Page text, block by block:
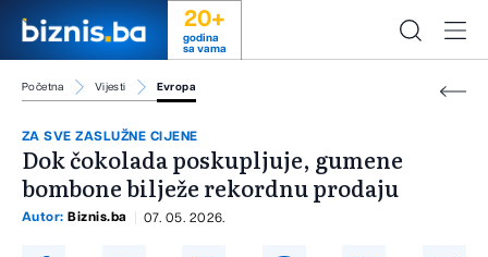
20+
godina
sa vama
Početna Vijesti Evropa
ZA SVE ZASLUŽNE CIJENE
Dok čokolada poskupljuje, gumene
bombone bilježe rekordnu prodaju
Autor: Biznis.ba 07. 05. 2026.